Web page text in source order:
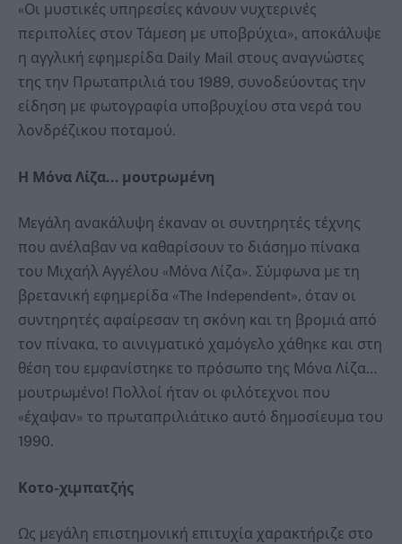
«Οι μυστικές υπηρεσίες κάνουν νυχτερινές
περιπολίες στον Τάμεση με υποβρύχια», αποκάλυψε
η αγγλική εφημερίδα Daily Mail στους αναγνώστες
της την Πρωταπριλιά του 1989, συνοδεύοντας την
είδηση με φωτογραφία υποβρυχίου στα νερά του
λονδρέζικου ποταμού.
Η Μόνα Λίζα… μουτρωμένη
Μεγάλη ανακάλυψη έκαναν οι συντηρητές τέχνης
που ανέλαβαν να καθαρίσουν το διάσημο πίνακα
του Μιχαήλ Αγγέλου «Μόνα Λίζα». Σύμφωνα με τη
βρετανική εφημερίδα «The Independent», όταν οι
συντηρητές αφαίρεσαν τη σκόνη και τη βρομιά από
τον πίνακα, το αινιγματικό χαμόγελο χάθηκε και στη
θέση του εμφανίστηκε το πρόσωπο της Μόνα Λίζα…
μουτρωμένο! Πολλοί ήταν οι φιλότεχνοι που
«έχαψαν» το πρωταπριλιάτικο αυτό δημοσίευμα του
1990.
Κοτο-χιμπατζής
Ως μεγάλη επιστημονική επιτυχία χαρακτήριζε στο